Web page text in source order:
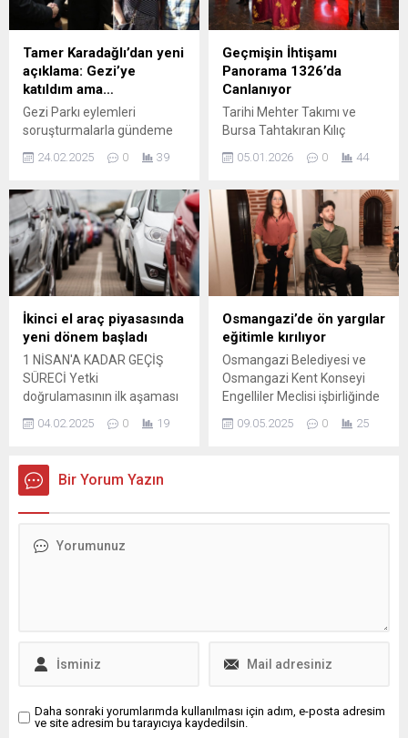
Osmangazi Belediyesi,
vatandaşlara daha iyi
hizmet götürebilmek adına
araç filosunu genişletmeye
devam ediyor. İlçede
filosuna 17 iş makinası...
vatandaşların daha temiz ve
sağlıklı bir ortamda hayat
sürmesi adına temizlik
çalışmalarını hız kesmeden
sürdürüyor. Temizlik İşleri
Müdürlüğüne bağlı 340
personel, her gün 8...
Tamer Karadağlı’dan yeni
açıklama: Gezi’ye
katıldım ama…
Gezi Parkı eylemleri
soruşturmalarla gündeme
gözlerin çevrildiği Tamer
geldi.
24.02.2025 0 39
Geçmişin İhtişamı
Panorama 1326’da
Canlanıyor
Tarihi Mehter Takımı ve
Bursa Tahtakıran Kılıç
ihtişamını bugünün
Panorama 1326 Bursa Fetih
Müzesi’nde ziyaretçilere
görsel şölen yaşatıyor.
Tarihin derin izlerini
günümüze taşıyan
Panorama 1326 Bursa Fetih
Müzesi, kültürel mirasın
yaşatılmasına ve gelecek
nesillere aktarılmasına
önemli katkılar sunmaya
devam ediyor. Etkileyici
atmosferiyle dikkat çeken
mekan,...
05.01.2026 0 44
İkinci el araç piyasasında
yeni dönem başladı
1 NİSAN'A KADAR GEÇİŞ
SÜRECİ Yetki
doğrulamasının ilk aşaması
olan kimlik doğrulaması, 1
Kasım 2023 tarihinde
giren yetki doğrulaması ise
ilan platformlarındaki taşıt
04.02.2025 0 19
Osmangazi’de ön yargılar
eğitimle kırılıyor
Osmangazi Belediyesi ve
Osmangazi Kent Konseyi
Engelliler Meclisi işbirliğinde
düzenlenen “Başa Çıkma
Yöntemleri” semineri ile
güvenebilmeleri,...
09.05.2025 0 25
Bir Yorum Yazın
Daha sonraki yorumlarımda kullanılması için adım, e-posta adresim
ve site adresim bu tarayıcıya kaydedilsin.